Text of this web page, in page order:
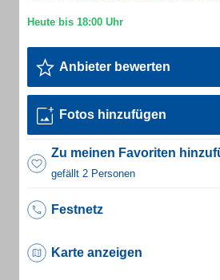
Anbieter bewerten
Fotos hinzufügen
Zu meinen Favoriten
gefällt 2 Personen
Festnetz
Karte anzeigen